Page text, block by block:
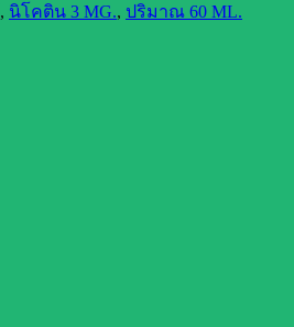
, นิโคติน 3 MG., ปริมาณ 60 ML.